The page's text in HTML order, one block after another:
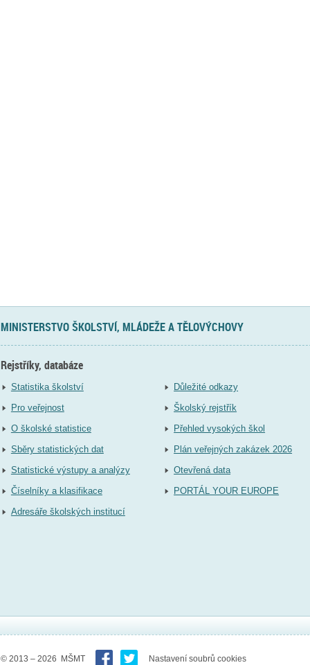
MINISTERSTVO ŠKOLSTVÍ, MLÁDEŽE A TĚLOVÝCHOVY
Rejstříky, databáze
Statistika školství
Pro veřejnost
O školské statistice
Sběry statistických dat
Statistické výstupy a analýzy
Číselníky a klasifikace
Adresáře školských institucí
Důležité odkazy
Školský rejstřík
Přehled vysokých škol
Plán veřejných zakázek 2026
Otevřená data
PORTÁL YOUR EUROPE
© 2013 – 2026 MŠMT Nastavení soubrů cookies